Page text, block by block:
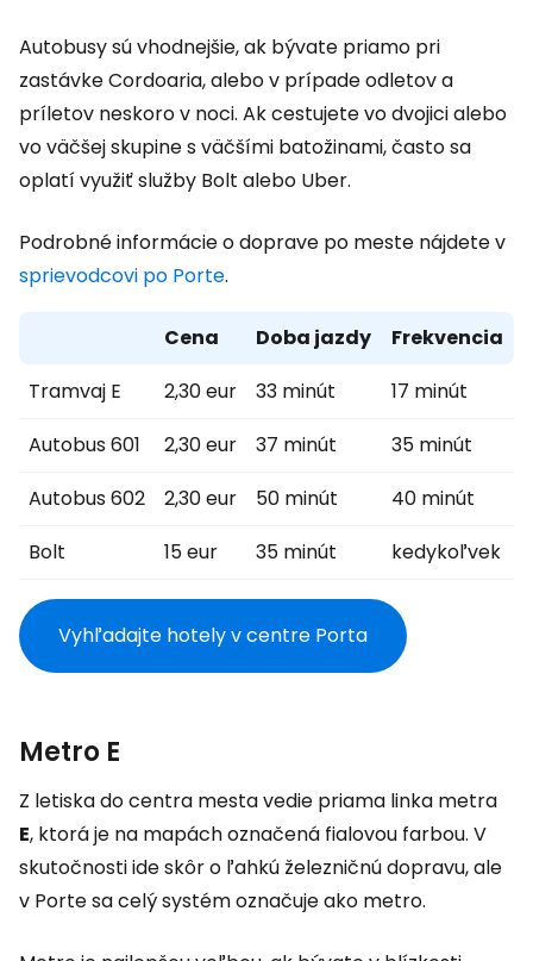
Autobusy sú vhodnejšie, ak bývate priamo pri
zastávke Cordoaria, alebo v prípade odletov a
príletov neskoro v noci. Ak cestujete vo dvojici alebo
vo väčšej skupine s väčšími batožinami, často sa
oplatí využiť služby Bolt alebo Uber.
Podrobné informácie o doprave po meste nájdete v
sprievodcovi po Porte.
Cena Doba jazdy
Frekvencia
Tramvaj E
2,30 eur 33 minút
17 minút
Autobus 601
2,30 eur 37 minút
35 minút
Autobus 602
2,30 eur 50 minút
40 minút
Bolt
15 eur 35 minút kedykoľvek
Vyhľadajte hotely v centre Porta
Metro E
Z letiska do centra mesta vedie priama linka metra
E, ktorá je na mapách označená fialovou farbou. V
skutočnosti ide skôr o ľahkú železničnú dopravu, ale
v Porte sa celý systém označuje ako metro.